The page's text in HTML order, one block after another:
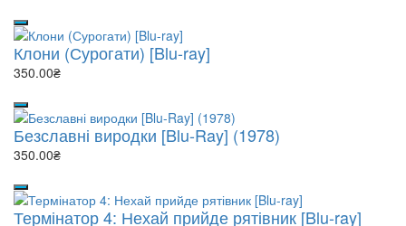
Клони (Сурогати) [Blu-ray]
350.00₴
Безславні виродки [Blu-Ray] (1978)
350.00₴
Термінатор 4: Нехай прийде рятівник [Blu-ray]